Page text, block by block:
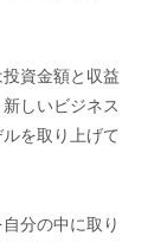
資金額と収益
しいビジネス
を取り上げて
分の中に取り